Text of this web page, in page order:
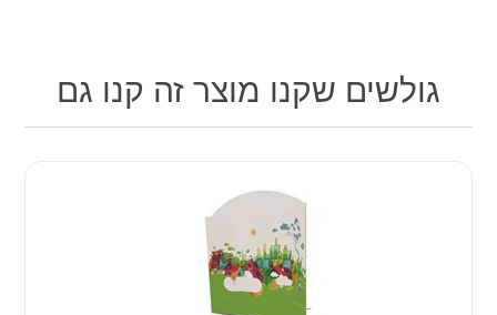
גולשים שקנו מוצר זה קנו גם